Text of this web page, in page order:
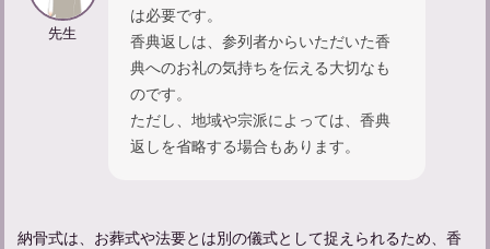
先生
は必要です。
香典返しは、参列者からいただいた香
典へのお礼の気持ちを伝える大切なも
のです。
ただし、地域や宗派によっては、香典
返しを省略する場合もあります。
納骨式は、お葬式や法要とは別の儀式として捉えられるため、香